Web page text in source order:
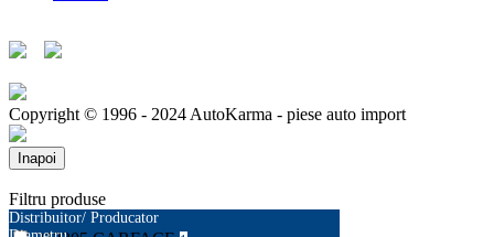
Copyright © 1996 - 2024 AutoKarma - piese auto import
Inapoi
Filtru produse
Distribuitor/ Producator